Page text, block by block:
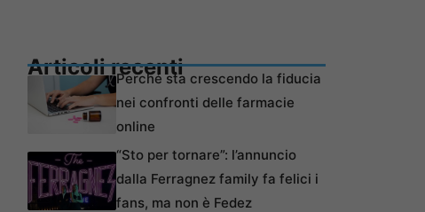
Articoli recentiPerché sta crescendo la fiducia
nei confronti delle farmacie
online
“Sto per tornare”: l’annuncio
dalla Ferragnez family fa felici i
fans, ma non è Fedez